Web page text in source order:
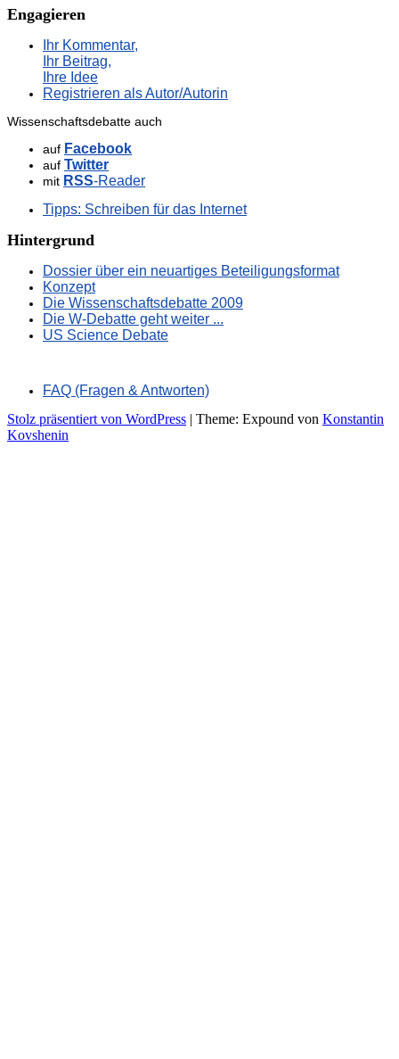
Engagieren
Ihr Kommentar,
Ihr Beitrag,
Ihre Idee
Registrieren als Autor/Autorin
Wissenschaftsdebatte auch
auf Facebook
auf Twitter
mit RSS-Reader
Tipps: Schreiben für das Internet
Hintergrund
Dossier über ein neuartiges Beteiligungsformat
Konzept
Die Wissenschaftsdebatte 2009
Die W-Debatte geht weiter ...
US Science Debate
FAQ (Fragen & Antworten)
Stolz präsentiert von WordPress | Theme: Expound von Konstantin
Kovshenin